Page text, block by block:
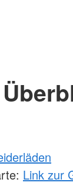
Link zur